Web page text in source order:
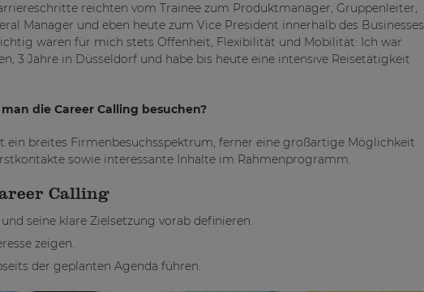
reichten vom Trainee zum Produktmanager, Gruppenleiter,
Manager und eben heute zum Vice President innerhalb des Businesses
waren für mich stets Offenheit, Flexibilität und Mobilität: Ich war
3 Jahre in Düsseldorf und habe bis heute eine intensive Reisetätigkeit
die Career Calling besuchen?
ein breites Firmenbesuchsspektrum, ferner eine großartige Möglichkeit
sowie interessante Inhalte im Rahmenprogramm.
Calling
seine klare Zielsetzung vorab definieren.
zeigen.
der geplanten Agenda führen.